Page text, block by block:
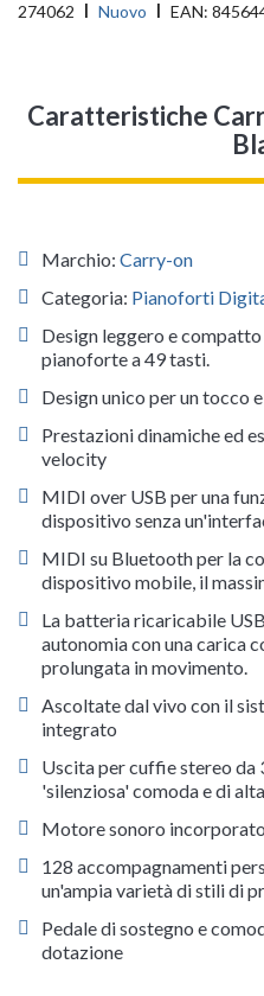
274062 Nuovo EAN:
Caratteristiche
Marchio: Carry-on
Categoria: Pianoforti
Design leggero e
pianoforte a 49 tasti.
Design unico per un tocco
Prestazioni dinamiche ed
velocity
MIDI over USB per una
dispositivo senza
MIDI su Bluetooth per la
dispositivo mobile, il
La batteria ricaricabile
autonomia con una carica
prolungata in movimento.
Ascoltate dal vivo con il
integrato
Uscita per cuffie stereo da
'silenziosa' comoda e di
Motore sonoro
128 accompagnamenti
un'ampia varietà di stili di
Pedale di sostegno e
dotazione